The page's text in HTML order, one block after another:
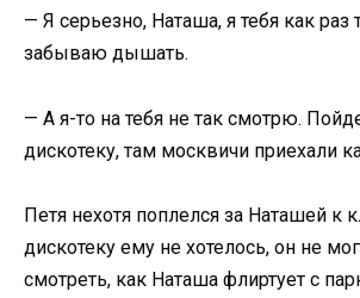
— Я серьезно, Наташа, я тебя как
забываю дышать.
— А я-то на тебя не так смотрю.
дискотеку, там москвичи приехали
Петя нехотя поплелся за Наташей к
дискотеку ему не хотелось, он не
смотреть, как Наташа флиртует с